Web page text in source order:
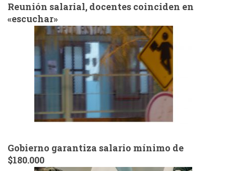
Reunión salarial, docentes coinciden en
«escuchar»
Gobierno garantiza salario mínimo de
$180.000